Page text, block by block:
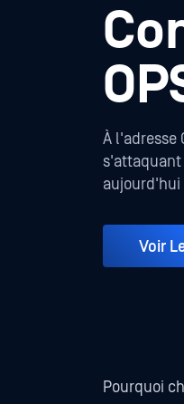
À l'adresse
s'attaquant
aujourd'hui
Voir
Pourquoi